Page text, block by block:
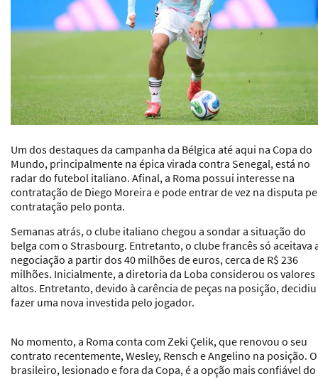
Um dos destaques da campanha da Bélgica até aqui na Copa do
Mundo, principalmente na épica virada contra Senegal, está no
radar do futebol italiano. Afinal, a Roma possui interesse na
contratação de Diego Moreira e pode entrar de vez na disputa
contratação pelo ponta.
Semanas atrás, o clube italiano chegou a sondar a situação do
belga com o Strasbourg. Entretanto, o clube francês só aceitava
negociação a partir dos 40 milhões de euros, cerca de R$ 236
milhões. Inicialmente, a diretoria da Loba considerou os valores
altos. Entretanto, devido à carência de peças na posição, decidiu
fazer uma nova investida pelo jogador.
No momento, a Roma conta com Zeki Çelik, que renovou o seu
contrato recentemente, Wesley, Rensch e Angelino na posição. O
brasileiro, lesionado e fora da Copa, é a opção mais confiável do